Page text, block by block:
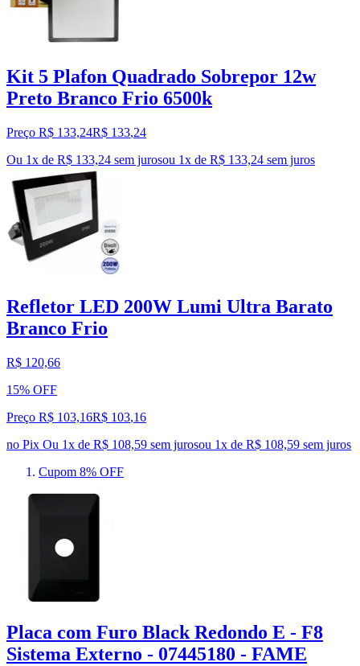
Kit 5 Plafon Quadrado Sobrepor 12w
Preto Branco Frio 6500k
Preço R$ 133,24R$ 133,24
Ou 1x de R$ 133,24 sem jurosou 1x de R$ 133,24 sem juros
Refletor LED 200W Lumi Ultra Barato
Branco Frio
R$ 120,66
15% OFF
Preço R$ 103,16R$ 103,16
no Pix Ou 1x de R$ 108,59 sem jurosou 1x de R$ 108,59 sem juros
Cupom 8% OFF
Placa com Furo Black Redondo E - F8
Sistema Externo - 07445180 - FAME